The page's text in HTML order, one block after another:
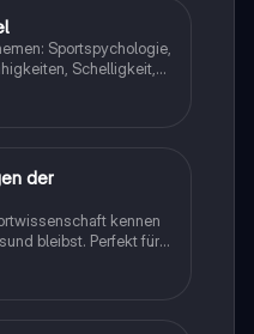
Sportspychologie,
Schelligkeit,
Bewegungslehre,
der
kennen
bleibst. Perfekt für